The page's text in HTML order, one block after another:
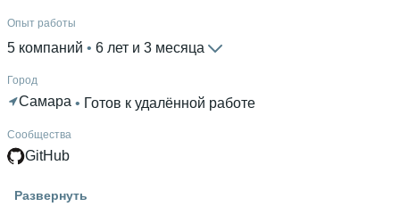
Опыт работы
5 компаний 6 лет и 3 месяца
Город
Самара • Готов к удалённой работе
Сообщества
GitHub
Знание языков
Развернуть